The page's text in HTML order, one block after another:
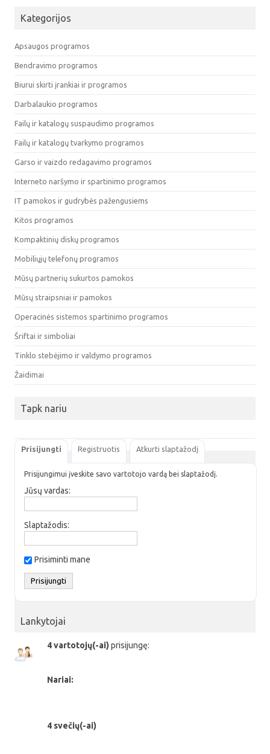
Kategorijos
Apsaugos programos
Bendravimo programos
Biurui skirti įrankiai ir programos
Darbalaukio programos
Failų ir katalogų suspaudimo programos
Failų ir katalogų tvarkymo programos
Garso ir vaizdo redagavimo programos
Interneto naršymo ir spartinimo programos
IT pamokos ir gudrybės pažengusiems
Kitos programos
Kompaktinių diskų programos
Mobiliųjų telefonų programos
Mūsų partnerių sukurtos pamokos
Mūsų straipsniai ir pamokos
Operacinės sistemos spartinimo programos
Šriftai ir simboliai
Tinklo stebėjimo ir valdymo programos
Žaidimai
Tapk nariu
Prisijungti Registruotis Atkurti slaptažodį
Prisijungimui įveskite savo vartotojo vardą bei slaptažodį.
Jūsų vardas:
Slaptažodis:
Prisiminti mane
Lankytojai
4 vartotojų(-ai) prisijungę:
Nariai:
4 svečių(-ai)